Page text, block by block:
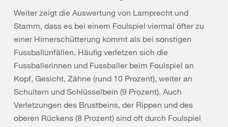
Weiter zeigt die Auswertung von Lamprecht und
Stamm, dass es bei einem Foulspiel viermal öfter zu
einer Hirnerschütterung kommt als bei sonstigen
Fussballunfällen. Häufig verletzen sich die
Fussballerinnen und Fussballer beim Foulspiel an
Kopf, Gesicht, Zähne (rund 10 Prozent), weiter an
Schultern und Schlüsselbein (9 Prozent). Auch
Verletzungen des Brustbeins, der Rippen und des
oberen Rückens (8 Prozent) sind oft durch Foulspiel